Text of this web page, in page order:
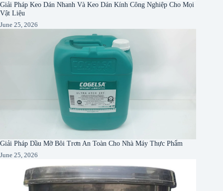
Giải Pháp Keo Dán Nhanh Và Keo Dán Kính Công Nghiệp Cho Mọi
Vật Liệu
June 25, 2026
Giải Pháp Dầu Mỡ Bôi Trơn An Toàn Cho Nhà Máy Thực Phẩm
June 25, 2026